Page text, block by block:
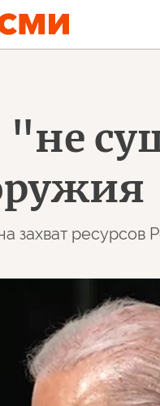
"не
захват ресурсов